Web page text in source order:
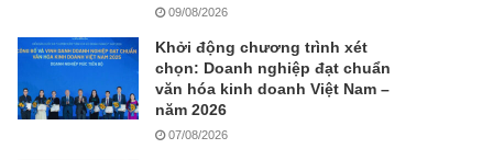
09/08/2026
Khởi động chương trình xét
chọn: Doanh nghiệp đạt chuẩn
văn hóa kinh doanh Việt Nam –
năm 2026
07/08/2026